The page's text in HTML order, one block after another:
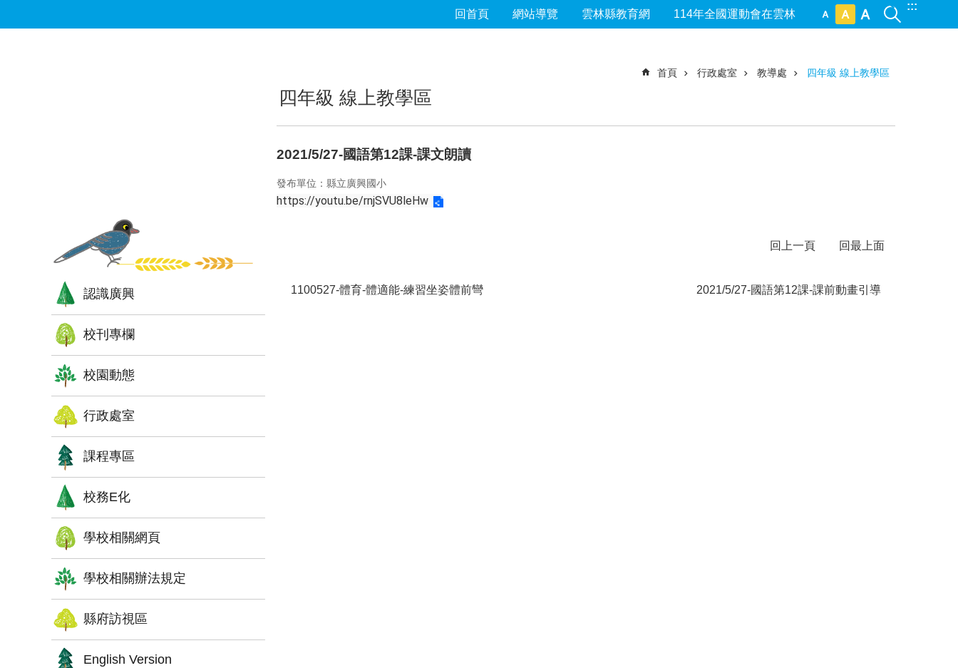
:::
回首頁 網站導覽 雲林縣教育網 114年全國運動會在雲林
認識廣興
校刊專欄
校園動態
行政處室
課程專區
校務E化
學校相關網頁
學校相關辦法規定
縣府訪視區
English Version
首頁 行政處室 教導處 四年級 線上教學區
四年級 線上教學區
2021/5/27-國語第12課-課文朗讀
發布單位：縣立廣興國小
https://youtu.be/rnjSVU8leHw
回上一頁 回最上面
1100527-體育-體適能-練習坐姿體前彎 2021/5/27-國語第12課-課前動畫引導